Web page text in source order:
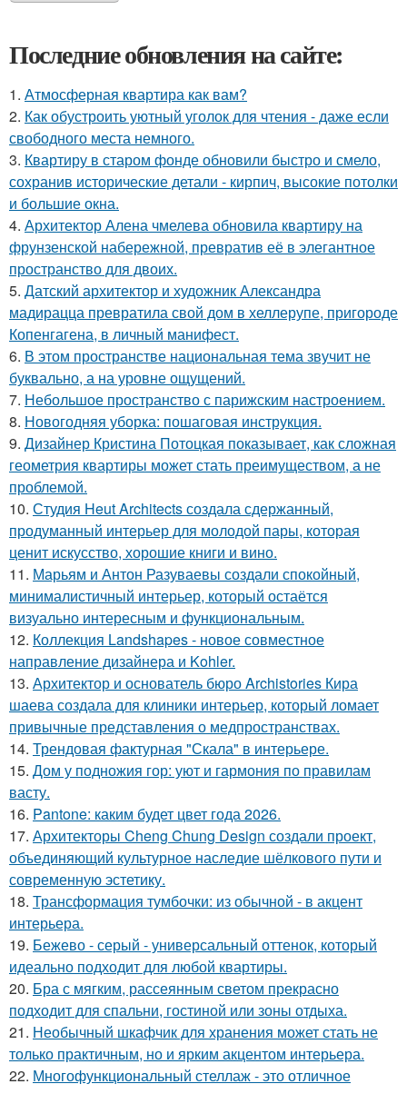
Последние обновления на сайте:
1. Атмосферная квартира как вам?
2. Как обустроить уютный уголок для чтения - даже если
свободного места немного.
3. Квартиру в старом фонде обновили быстро и смело,
сохранив исторические детали - кирпич, высокие потолки
и большие окна.
4. Архитектор Алена чмелева обновила квартиру на
фрунзенской набережной, превратив её в элегантное
пространство для двоих.
5. Датский архитектор и художник Александра
мадирацца превратила свой дом в хеллерупе, пригороде
Копенгагена, в личный манифест.
6. В этом пространстве национальная тема звучит не
буквально, а на уровне ощущений.
7. Небольшое пространство с парижским настроением.
8. Новогодняя уборка: пошаговая инструкция.
9. Дизайнер Кристина Потоцкая показывает, как сложная
геометрия квартиры может стать преимуществом, а не
проблемой.
10. Студия Heut Architects создала сдержанный,
продуманный интерьер для молодой пары, которая
ценит искусство, хорошие книги и вино.
11. Марьям и Антон Разуваевы создали спокойный,
минималистичный интерьер, который остаётся
визуально интересным и функциональным.
12. Коллекция Landshapes - новое совместное
направление дизайнера и Kohler.
13. Архитектор и основатель бюро Archistories Кира
шаева создала для клиники интерьер, который ломает
привычные представления о медпространствах.
14. Трендовая фактурная "Скала" в интерьере.
15. Дом у подножия гор: уют и гармония по правилам
васту.
16. Pantone: каким будет цвет года 2026.
17. Архитекторы Cheng Chung Design создали проект,
объединяющий культурное наследие шёлкового пути и
современную эстетику.
18. Трансформация тумбочки: из обычной - в акцент
интерьера.
19. Бежево - серый - универсальный оттенок, который
идеально подходит для любой квартиры.
20. Бра с мягким, рассеянным светом прекрасно
подходит для спальни, гостиной или зоны отдыха.
21. Необычный шкафчик для хранения может стать не
только практичным, но и ярким акцентом интерьера.
22. Многофункциональный стеллаж - это отличное